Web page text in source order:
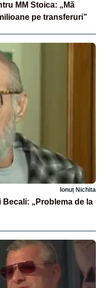
MM Stoica: „Mă
pe transferuri”
Ionuț Nichita
Becali: „Problema de la